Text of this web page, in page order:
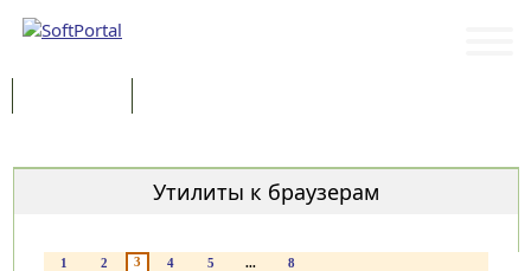
Утилиты к браузерам
1 2 3 4 5 ... 8